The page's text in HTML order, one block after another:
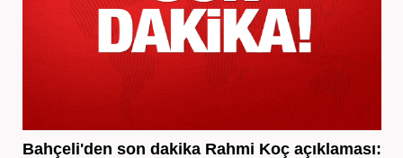
Bahçeli'den son dakika Rahmi Koç açıklaması: